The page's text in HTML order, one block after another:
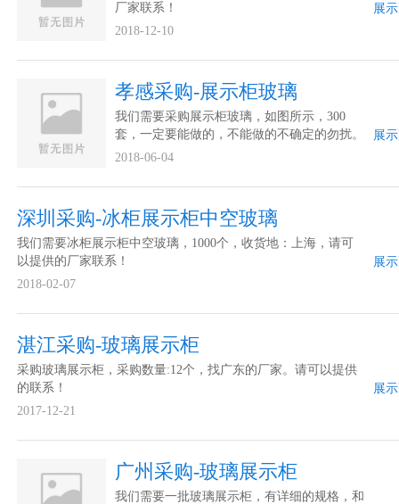
厂家联系！
展
2018-12-10
孝感采购-展示柜玻璃
我们需要采购展示柜玻璃，如图所示，300
套，一定要能做的，不能做的不确定的勿扰。
请可以提供的联系！
展
2018-06-04
深圳采购-冰柜展示柜中空玻璃
我们需要冰柜展示柜中空玻璃，1000个，收货地：上海，请可
以提供的厂家联系！
展
2018-02-07
湛江采购-玻璃展示柜
采购玻璃展示柜，采购数量:12个，找广东的厂家。请可以提供
的联系！
展
2017-12-21
广州采购-玻璃展示柜
我们需要一批玻璃展示柜，有详细的规格，和